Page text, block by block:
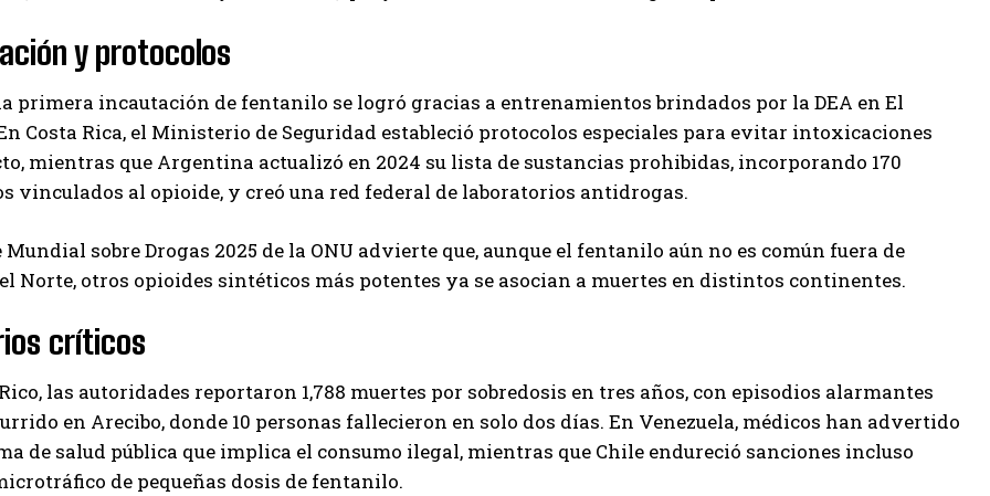
y protocolos
primera incautación de fentanilo se logró gracias a entrenamientos brindados por la DEA en El
Costa Rica, el Ministerio de Seguridad estableció protocolos especiales para evitar intoxicaciones
mientras que Argentina actualizó en 2024 su lista de sustancias prohibidas, incorporando 170
vinculados al opioide, y creó una red federal de laboratorios antidrogas.
sobre Drogas 2025 de la ONU advierte que, aunque el fentanilo aún no es común fuera de
Norte, otros opioides sintéticos más potentes ya se asocian a muertes en distintos continentes.
críticos
las autoridades reportaron 1,788 muertes por sobredosis en tres años, con episodios alarmantes
en Arecibo, donde 10 personas fallecieron en solo dos días. En Venezuela, médicos han advertido
de salud pública que implica el consumo ilegal, mientras que Chile endureció sanciones incluso
de pequeñas dosis de fentanilo.